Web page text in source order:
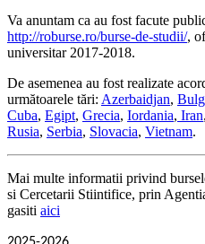
Va anuntam ca au fost facute
http://roburse.ro/burse-de-studii/,
universitar 2017-2018.
De asemenea au fost realizate
următoarele tări: Azerbaidjan,
Cuba, Egipt, Grecia, Iordania, Iran,
Rusia, Serbia, Slovacia, Vietnam.
Mai multe informatii privind
si Cercetarii Stiintifice, prin
gasiti aici